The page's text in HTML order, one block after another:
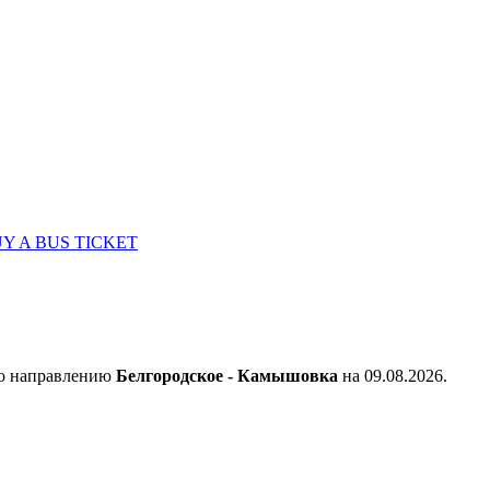
A BUS TICKET
направлению Белгородское - Камышовка на 09.08.2026.